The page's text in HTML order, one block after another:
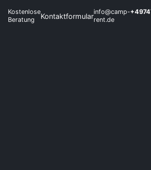
Kostenlose
Beratung
Kontaktformularinfo@camp-
rent.de